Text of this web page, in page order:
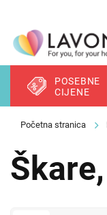
sadržaj
POSEBNE
CIJENE